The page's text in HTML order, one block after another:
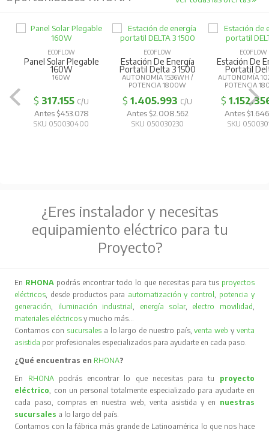
ECOFLOW
Panel Solar Plegable
160W
160W
$ 317.155 C/U
Antes $453.078
SKU 050030400
ECOFLOW
Estación De Energía
Portatil Delta 3 1500
AUTONOMÍA 1536WH /
POTENCIA 1800W
$1.405.993 C/U
Antes $2.008.562
SKU 050030230
ECOFLOW
Estación De
Portatil
AUTONOMÍA
POTENCIA
$
Antes
SKU
¿Eres instalador y necesitas
equipamiento eléctrico para tu
Proyecto?
En RHONA podrás encontrar todo lo que necesitas para tus proyectos
eléctricos, desde productos para automatización y control, potencia y
generación, iluminación industrial, energía solar, electro movilidad,
materiales eléctricos y mucho más…
Contamos con sucursales a lo largo de nuestro país,venta web y venta
asistida por profesionales especializados para ayudarte en cada paso.
¿Qué encuentras en RHONA?
En RHONA podrás encontrar lo que necesitas para tu proyecto
eléctrico, con un personal totalmente especializado para ayudarte en
cada paso, compras en nuestra web, venta asistida y en nuestras
sucursales a lo largo del país.
Contamos con la fábrica más grande de Latinoamérica lo que nos hace